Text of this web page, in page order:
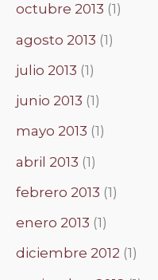
octubre 2013 (1)
agosto 2013 (1)
julio 2013 (1)
junio 2013 (1)
mayo 2013 (1)
abril 2013 (1)
febrero 2013 (1)
enero 2013 (1)
diciembre 2012 (1)